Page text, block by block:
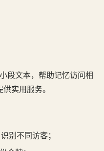
段文本，帮助记忆访问相
实用服务。
别不同访客；